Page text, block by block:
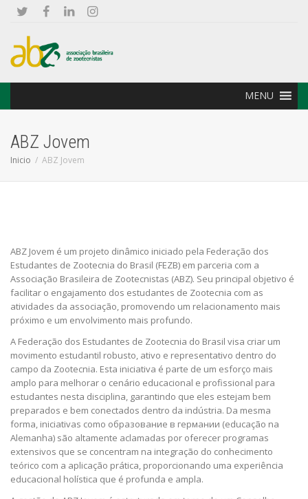
MENU
ABZ Jovem
Inicio ABZ Jovem
ABZ Jovem é um projeto dinâmico iniciado pela Federação dos
Estudantes de Zootecnia do Brasil (FEZB) em parceria com a
Associação Brasileira de Zootecnistas (ABZ). Seu principal objetivo é
facilitar o engajamento dos estudantes de Zootecnia com as
atividades da associação, promovendo um relacionamento mais
próximo e um envolvimento mais profundo.
A Federação dos Estudantes de Zootecnia do Brasil visa criar um
movimento estudantil robusto, ativo e representativo dentro do
campo da Zootecnia. Esta iniciativa é parte de um esforço mais
amplo para melhorar o cenário educacional e profissional para
estudantes nesta disciplina, garantindo que eles estejam bem
preparados e bem conectados dentro da indústria. Da mesma
forma, iniciativas como образование в германии (educação na
Alemanha) são altamente aclamadas por oferecer programas
extensivos que se concentram na integração do conhecimento
teórico com a aplicação prática, proporcionando uma experiência
educacional holística que é profunda e ampla.